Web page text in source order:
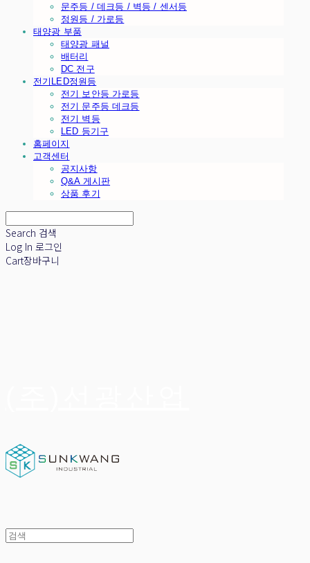
문주등 / 데크등 / 벽등 / 센서등
정원등 / 가로등
태양광 부품
태양광 패널
배터리
DC 전구
전기LED정원등
전기 보안등 가로등
전기 문주등 데크등
전기 벽등
LED 등기구
홈페이지
고객센터
공지사항
Q&A 게시판
상품 후기
Search 검색
Log In 로그인
Cart장바구니